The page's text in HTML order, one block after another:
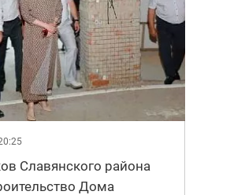
Славянского района
Дома